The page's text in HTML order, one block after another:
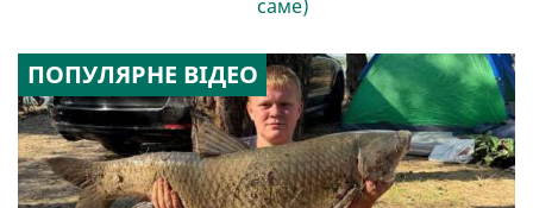
саме)
ПОПУЛЯРНЕ ВІДЕО